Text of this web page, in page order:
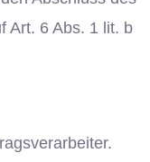
Art. 6 Abs. 1 lit. b